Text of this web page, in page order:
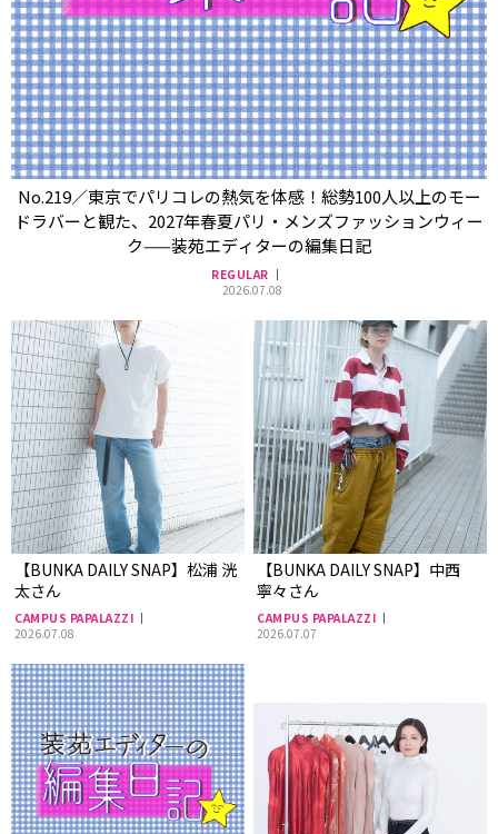
No.219／東京でパリコレの熱気を体感！総勢100人以上のモー
ドラバーと観た、2027年春夏パリ・メンズファッションウィー
ク——装苑エディターの編集日記
REGULAR
2026.07.08
【BUNKA DAILY SNAP】松浦 洸
太さん
CAMPUS PAPALAZZI
2026.07.08
【BUNKA DAILY SNAP】中西
寧々さん
CAMPUS PAPALAZZI
2026.07.07